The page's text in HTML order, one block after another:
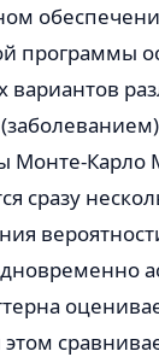
программы
вариантов
Монте-Карло
сразу